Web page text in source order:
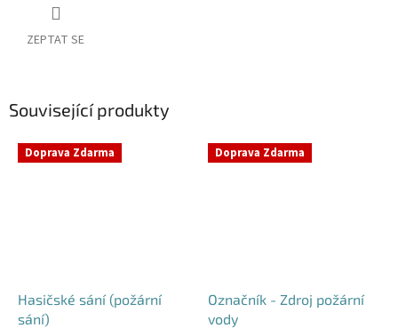
ZEPTAT SE
Související produkty
Doprava Zdarma
Hasičské sání (požární
sání)
Doprava Zdarma
Označník - Zdroj požární
vody